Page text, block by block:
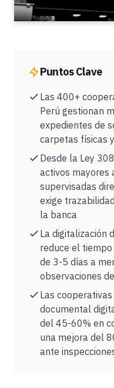
Puntos Clave
Las 400+
Perú gestionan
expedientes de
carpetas físicas
Desde la Ley
activos mayores
supervisadas
exige
la banca
La digitalización
reduce el
de 3-5 días a
observaciones
Las
documental
del 45-60% en
una mejora del
ante